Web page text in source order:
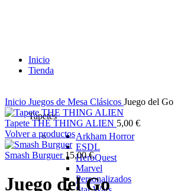
Inicio
Tienda
Tapetes
Arkham Horror
ESDL
HeroQuest
Marvel
Personalizados
Inicio Juegos de Mesa Clásicos Juego del Go
Tapete THE THING ALIEN 5,00 €
Volver a productos
Smash Burguer 15,00€
Juego del Go